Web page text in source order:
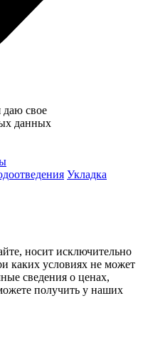
свое
данных
Укладка
носит исключительно
каких условиях не может
сведения о ценах,
получить у наших